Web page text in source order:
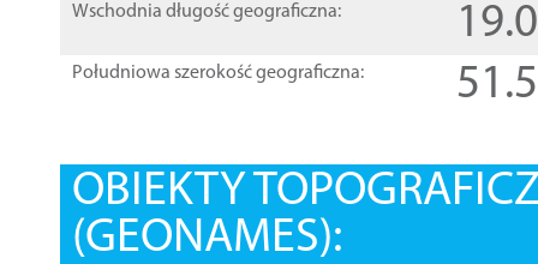
Wschodnia długość geograficzna:
Południowa szerokość geograficzna:
OBIEKTY
(GEONAMES):